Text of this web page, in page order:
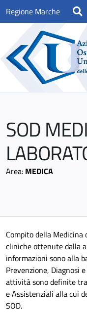
Regione Marche
SOD
Area: MEDICA
Compito della
cliniche ottenute dalla
informazioni sono alla
Prevenzione, Diagnosi
attività sono definite
e Assistenziali alla cui
SOD.